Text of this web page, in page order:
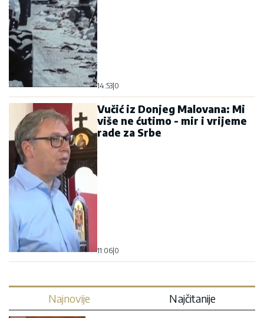
14:53|0
Vučić iz Donjeg Malovana: Mi
više ne ćutimo - mir i vrijeme
rade za Srbe
11:06|0
Najnovije Najčitanije